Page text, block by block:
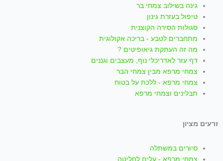
e
b
o
o
k
t
u
b
e
t
a
g
r
m
s
a
p
k
גינה בשילוב צמחי בר
טיפול בעזרת גינון
סגולות הסירה הקוצנית
מתחברים לטבע - בריכה אקולוגית
מה זה העתקת גיאופיטים ?
דף עזר לאדריכלי נוף, מעצבים וגננים
צמחי מרפא מבין צמחי הבר
צמחי מרפא - ללכת על בטוח
תבלינים וצמחי מרפא
זרעים מציון
סיורים במשתלה
צמחי מרפא - עלים לחליטה